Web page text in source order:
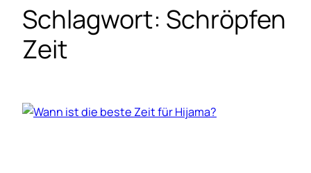
Schlagwort: Schröpfen
Zeit